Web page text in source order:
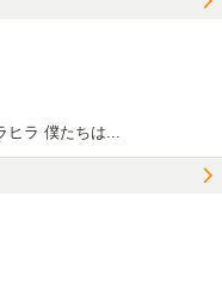
ラ 僕たちは...